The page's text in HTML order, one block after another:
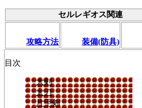
セルレギオス関連
攻略方法 装備(防具)
目次
大剣
太刀
片手剣